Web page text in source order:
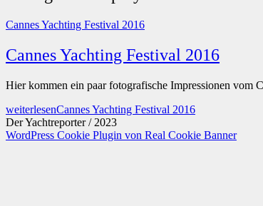
Cannes Yachting Festival 2016
Cannes Yachting Festival 2016
Hier kommen ein paar fotografische Impressionen vom
weiterlesenCannes Yachting Festival 2016
Der Yachtreporter / 2023
WordPress Cookie Plugin von Real Cookie Banner